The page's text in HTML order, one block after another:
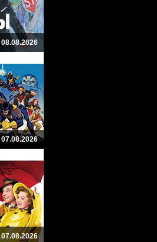
08.08.2026
07.08.2026
07.08.2026